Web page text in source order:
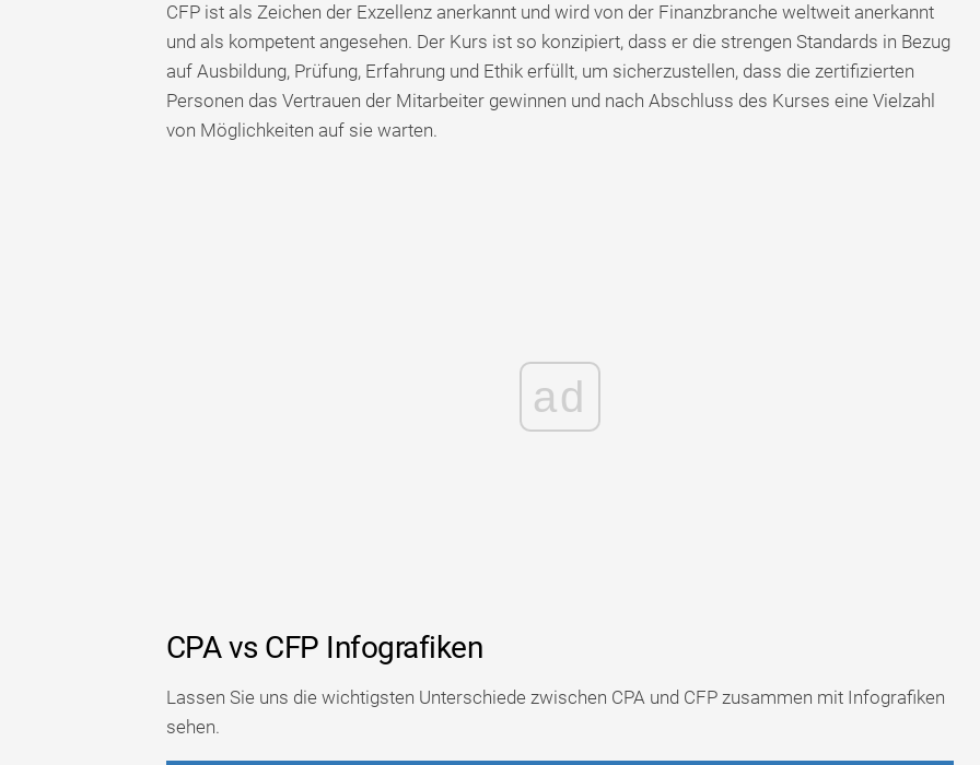
CFP ist als Zeichen der Exzellenz anerkannt und wird von der Finanzbranche weltweit anerkannt
und als kompetent angesehen. Der Kurs ist so konzipiert, dass er die strengen Standards in Bezug
auf Ausbildung, Prüfung, Erfahrung und Ethik erfüllt, um sicherzustellen, dass die zertifizierten
Personen das Vertrauen der Mitarbeiter gewinnen und nach Abschluss des Kurses eine Vielzahl
von Möglichkeiten auf sie warten.
ad
CPA vs CFP Infografiken
Lassen Sie uns die wichtigsten Unterschiede zwischen CPA und CFP zusammen mit Infografiken
sehen.